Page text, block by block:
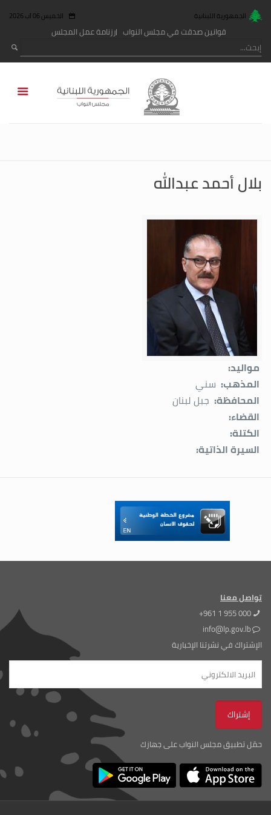
الجمهورية اللبنانية الخميس 06 آب 2026
قوانين صدقت في مجلس النواب رزنامة عمل المجلس
بلال أحمد عبدالله
مواليد:
المذهب: سني
المحافظة: جبل لبنان
القضاء:
الكتلة:
السيرة الذاتية:
تواصل معنا
+961 1 955 000
info@lp.gov.lb
الإشتراك في نشرتنا الإخبارية
حمّل تطبيق مجلس النواب على جهازك